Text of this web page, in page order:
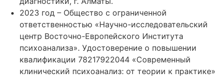
2023 год – Общество с ограниченной
ответственностью «Научно-исследовательский
центр Восточно-Европейского Института
психоанализа». Удостоверение о повышении
квалификации 78217922044 «Современный
клинический психоанализ: от теории к практике»